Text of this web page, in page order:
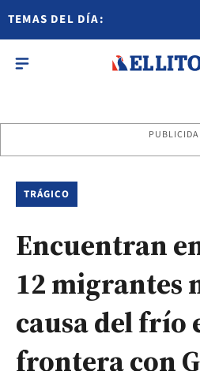
TEMAS DEL DÍA:
TRÁGICO
Encuentran
12 migrantes
causa del frío
frontera con